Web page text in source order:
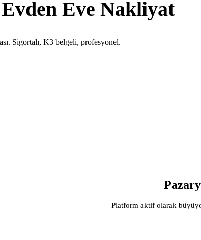
Eve Nakliyat
Sigortalı, K3 belgeli, profesyonel.
Platform aktif olarak